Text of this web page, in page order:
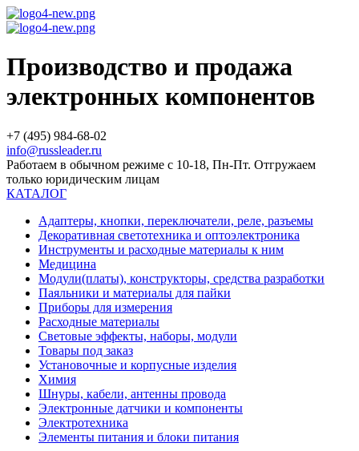
Производство и продажа
электронных компонентов
+7 (495) 984-68-02
info@russleader.ru
Работаем в обычном режиме с 10-18, Пн-Пт. Отгружаем
только юридическим лицам
КАТАЛОГ
Адаптеры, кнопки, переключатели, реле, разъемы
Декоративная светотехника и оптоэлектроника
Инструменты и расходные материалы к ним
Медицина
Модули(платы), конструкторы, средства разработки
Паяльники и материалы для пайки
Приборы для измерения
Расходные материалы
Световые эффекты, наборы, модули
Товары под заказ
Установочные и корпусные изделия
Химия
Шнуры, кабели, антенны провода
Электронные датчики и компоненты
Электротехника
Элементы питания и блоки питания